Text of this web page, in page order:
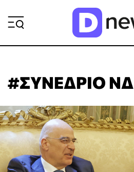
#ΣΥΝΕΔΡΙΟ ΝΔ